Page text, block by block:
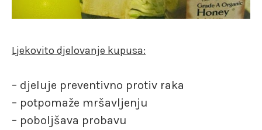
Ljekovito djelovanje kupusa:
– djeluje preventivno protiv raka
– potpomaže mršavljenju
– poboljšava probavu